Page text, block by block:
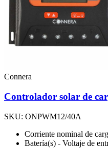
Connera
Controlador solar de
SKU: ONPWM12/40A
Corriente nominal de
Batería(s) - Voltaje de